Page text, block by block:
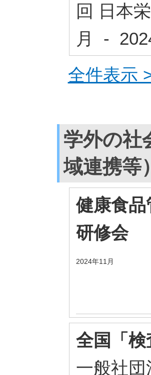
回 日本
月 -
全件表示
学外の社
域連携等
健康食
研修会
2024年11月
全国「
一般社